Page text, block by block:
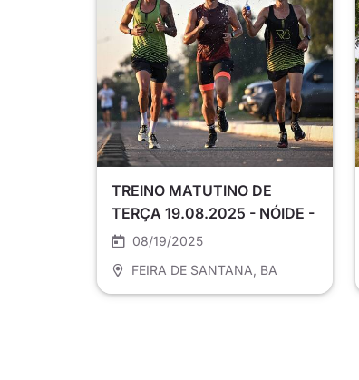
TREINO MATUTINO DE
TERÇA 19.08.2025 - NÓIDE -
FEIRA DE SANTANA
08/19/2025
FEIRA DE SANTANA , BA